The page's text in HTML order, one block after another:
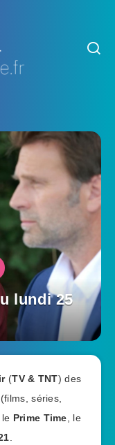
lundi 25
(TV & TNT) des
séries,
Prime Time , le